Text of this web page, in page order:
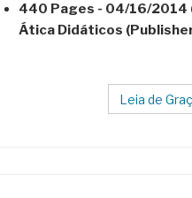
440 Pages - 04/16/2014
Ática Didáticos
Leia de